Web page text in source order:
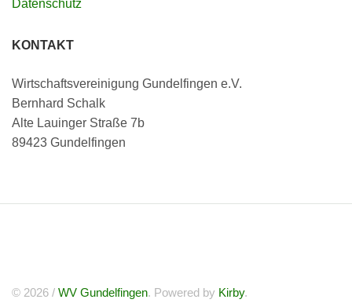
Datenschutz
KONTAKT
Wirtschaftsvereinigung Gundelfingen e.V.
Bernhard Schalk
Alte Lauinger Straße 7b
89423 Gundelfingen
© 2026 / WV Gundelfingen. Powered by Kirby.